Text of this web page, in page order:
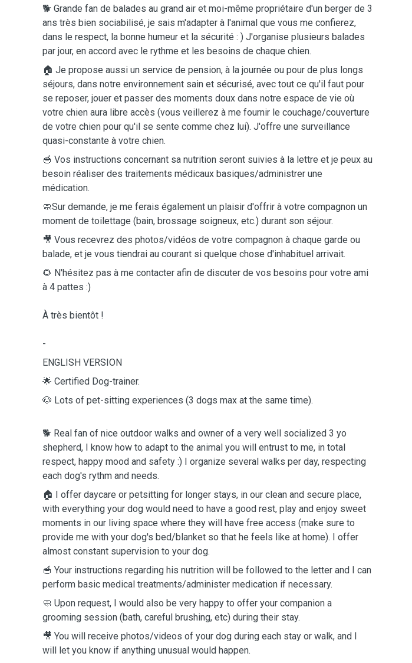
🐕 Grande fan de balades au grand air et moi-même propriétaire d'un berger de 3
ans très bien sociabilisé, je sais m'adapter à l'animal que vous me confierez,
dans le respect, la bonne humeur et la sécurité : ) J'organise plusieurs balades
par jour, en accord avec le rythme et les besoins de chaque chien.
🏠 Je propose aussi un service de pension, à la journée ou pour de plus longs
séjours, dans notre environnement sain et sécurisé, avec tout ce qu'il faut pour
se reposer, jouer et passer des moments doux dans notre espace de vie où
votre chien aura libre accès (vous veillerez à me fournir le couchage/couverture
de votre chien pour qu'il se sente comme chez lui). J'offre une surveillance
quasi-constante à votre chien.
🥣 Vos instructions concernant sa nutrition seront suivies à la lettre et je peux au
besoin réaliser des traitements médicaux basiques/administrer une
médication.
🧼Sur demande, je me ferais également un plaisir d'offrir à votre compagnon un
moment de toilettage (bain, brossage soigneux, etc.) durant son séjour.
🎥 Vous recevrez des photos/vidéos de votre compagnon à chaque garde ou
balade, et je vous tiendrai au courant si quelque chose d'inhabituel arrivait.
🌻 N'hésitez pas à me contacter afin de discuter de vos besoins pour votre ami
à 4 pattes :)
À très bientôt !
-
ENGLISH VERSION
🌟 Certified Dog-trainer.
🐶 Lots of pet-sitting experiences (3 dogs max at the same time).
🐕 Real fan of nice outdoor walks and owner of a very well socialized 3 yo
shepherd, I know how to adapt to the animal you will entrust to me, in total
respect, happy mood and safety :) I organize several walks per day, respecting
each dog's rythm and needs.
🏠 I offer daycare or petsitting for longer stays, in our clean and secure place,
with everything your dog would need to have a good rest, play and enjoy sweet
moments in our living space where they will have free access (make sure to
provide me with your dog's bed/blanket so that he feels like at home). I offer
almost constant supervision to your dog.
🥣 Your instructions regarding his nutrition will be followed to the letter and I can
perform basic medical treatments/administer medication if necessary.
🧼 Upon request, I would also be very happy to offer your companion a
grooming session (bath, careful brushing, etc) during their stay.
🎥 You will receive photos/videos of your dog during each stay or walk, and I
will let you know if anything unusual would happen.